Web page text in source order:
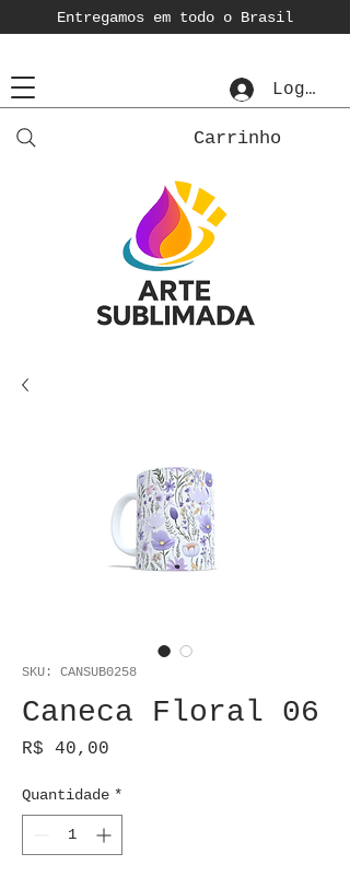
Entregamos em todo o Brasil
Login
Carrinho
SKU: CANSUB0258
Caneca Floral 06
R$ 40,00
Quantidade *